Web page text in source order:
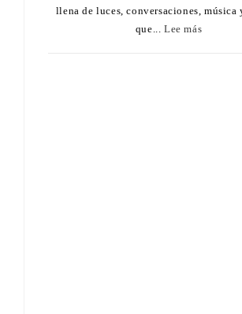
llena de luces, conversaciones, música
que... Lee más